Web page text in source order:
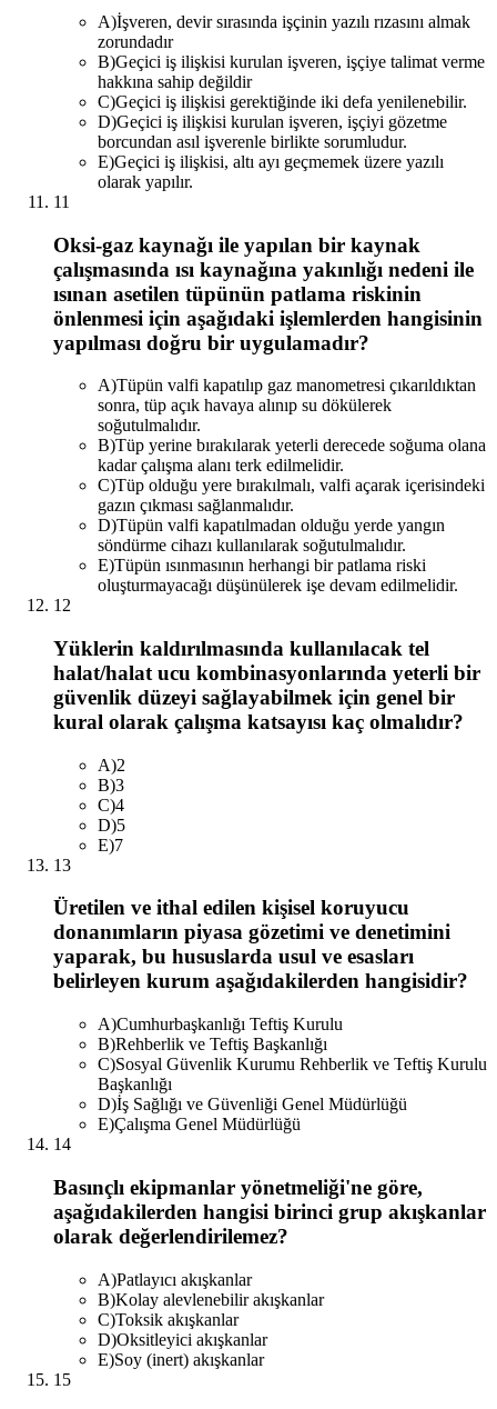
A)İşveren, devir sırasında işçinin yazılı rızasını almak
zorundadır
B)Geçici iş ilişkisi kurulan işveren, işçiye talimat verme
hakkına sahip değildir
C)Geçici iş ilişkisi gerektiğinde iki defa yenilenebilir.
D)Geçici iş ilişkisi kurulan işveren, işçiyi gözetme
borcundan asıl işverenle birlikte sorumludur.
E)Geçici iş ilişkisi, altı ayı geçmemek üzere yazılı
olarak yapılır.
11
Oksi-gaz kaynağı ile yapılan bir kaynak
çalışmasında ısı kaynağına yakınlığı nedeni ile
ısınan asetilen tüpünün patlama riskinin
önlenmesi için aşağıdaki işlemlerden hangisinin
yapılması doğru bir uygulamadır?
A)Tüpün valfi kapatılıp gaz manometresi çıkarıldıktan
sonra, tüp açık havaya alınıp su dökülerek
soğutulmalıdır.
B)Tüp yerine bırakılarak yeterli derecede soğuma olana
kadar çalışma alanı terk edilmelidir.
C)Tüp olduğu yere bırakılmalı, valfi açarak içerisindeki
gazın çıkması sağlanmalıdır.
D)Tüpün valfi kapatılmadan olduğu yerde yangın
söndürme cihazı kullanılarak soğutulmalıdır.
E)Tüpün ısınmasının herhangi bir patlama riski
oluşturmayacağı düşünülerek işe devam edilmelidir.
12
Yüklerin kaldırılmasında kullanılacak tel
halat/halat ucu kombinasyonlarında yeterli bir
güvenlik düzeyi sağlayabilmek için genel bir
kural olarak çalışma katsayısı kaç olmalıdır?
A)2
B)3
C)4
D)5
E)7
13
Üretilen ve ithal edilen kişisel koruyucu
donanımların piyasa gözetimi ve denetimini
yaparak, bu hususlarda usul ve esasları
belirleyen kurum aşağıdakilerden hangisidir?
A)Cumhurbaşkanlığı Teftiş Kurulu
B)Rehberlik ve Teftiş Başkanlığı
C)Sosyal Güvenlik Kurumu Rehberlik ve Teftiş Kurulu
Başkanlığı
D)İş Sağlığı ve Güvenliği Genel Müdürlüğü
E)Çalışma Genel Müdürlüğü
14
Basınçlı ekipmanlar yönetmeliği'ne göre,
aşağıdakilerden hangisi birinci grup akışkanlar
olarak değerlendirilemez?
A)Patlayıcı akışkanlar
B)Kolay alevlenebilir akışkanlar
C)Toksik akışkanlar
D)Oksitleyici akışkanlar
E)Soy (inert) akışkanlar
15